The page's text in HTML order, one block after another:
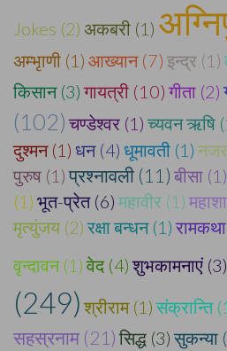
Jokes (2) अकबरी (1)
अम्भृाणी (1) आख्यान (7) इन्द्र (1)
किसान (3) गायत्री (10) गीता (2)
(102) चण्डेश्वर (1) च्यवन ऋषि
दुश्मन (1) धन (4) धूमावती (1)
पुरुष (1) प्रश्नावली (11) बीसा (1)
(1) भूत-प्रेत (6) महावीर (1)
मृत्युंजय (2) रक्षा बन्धन (1)
वृन्दावन (1) वेद (4) शुभकामनाएं (3)
(249) श्रीराम (1) संक्रान्ति
सहस्रनाम (21) सिद्ध (3) सुकन्या